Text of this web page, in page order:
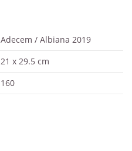
Adecem / Albiana 2019
21 x 29.5 cm
160